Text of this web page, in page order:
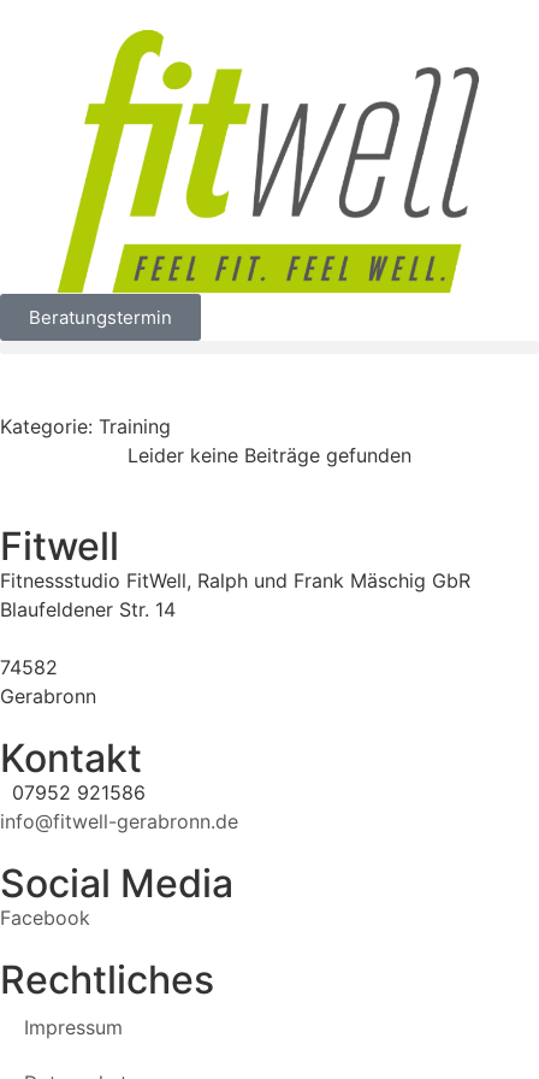
Beratungstermin
Kategorie: Training
Leider keine Beiträge gefunden
Fitwell
Fitnessstudio FitWell, Ralph und Frank Mäschig GbR
Blaufeldener Str. 14
74582
Gerabronn
Kontakt
07952 921586
info@fitwell-gerabronn.de
Social Media
Facebook
Rechtliches
Impressum